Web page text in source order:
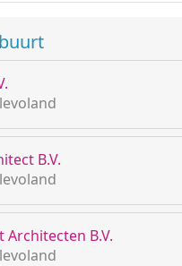
B.V.
Architecten B.V.